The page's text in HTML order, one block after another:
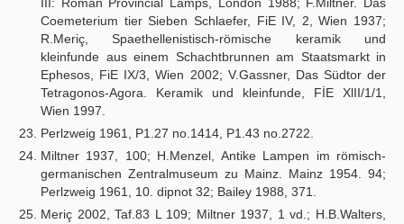
Coemeterium tier Sieben Schlaefer, FiE IV, 2, Wien 1937;
R.Meriç, Spaethellenistisch-römische keramik und
kleinfunde aus einem Schachtbrunnen am Staatsmarkt in
Ephesos, FiE IX/3, Wien 2002; V.Gassner, Das Südtor der
Tetragonos-Agora. Keramik und kleinfunde, FİE XlII/1/1,
Wien 1997.
Perlzweig 1961, P1.27 no.1414, P1.43 no.2722.
Miltner 1937, 100; H.Menzel, Antike Lampen im römisch-
germanischen Zentralmuseum zu Mainz. Mainz 1954. 94;
Perlzweig 1961, 10. dipnot 32; Bailey 1988, 371.
Meriç 2002, Taf.83 L 109; Miltner 1937, 1 vd.; H.B.Walters,